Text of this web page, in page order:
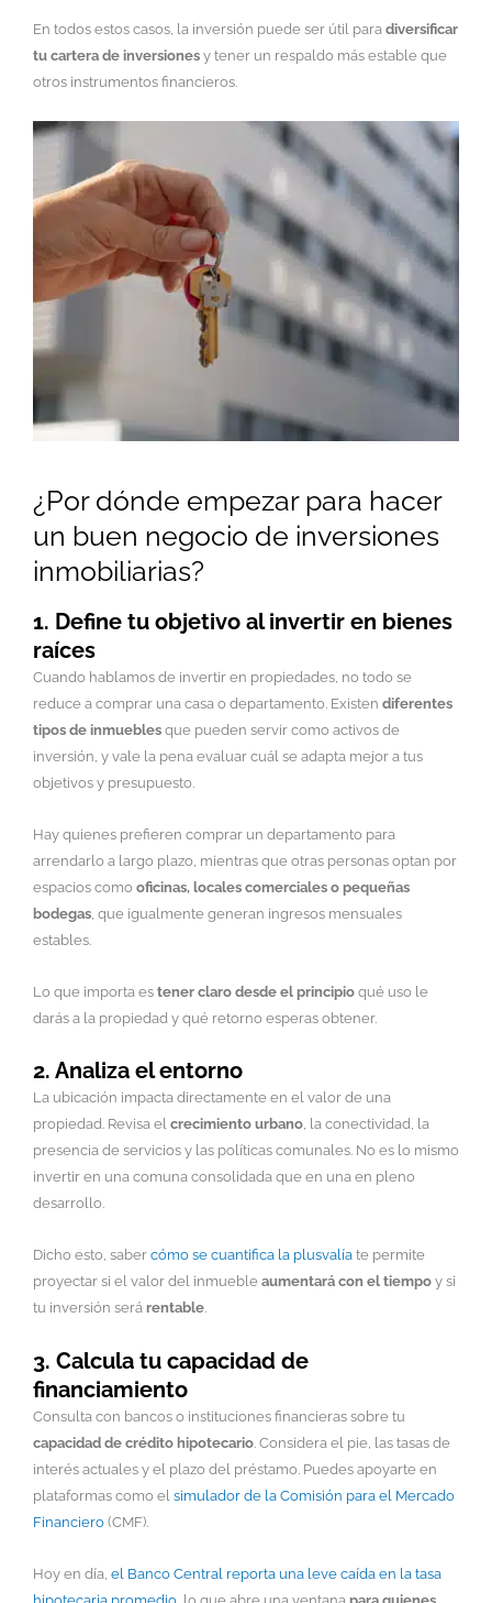
En todos estos casos, la inversión puede ser útil para diversificar
tu cartera de inversiones y tener un respaldo más estable que
otros instrumentos financieros.
¿Por dónde empezar para hacer
un buen negocio de inversiones
inmobiliarias?
1. Define tu objetivo al invertir en bienes
raíces
Cuando hablamos de invertir en propiedades, no todo se
reduce a comprar una casa o departamento. Existen diferentes
tipos de inmuebles que pueden servir como activos de
inversión, y vale la pena evaluar cuál se adapta mejor a tus
objetivos y presupuesto.
Hay quienes prefieren comprar un departamento para
arrendarlo a largo plazo, mientras que otras personas optan por
espacios como oficinas, locales comerciales o pequeñas
bodegas , que igualmente generan ingresos mensuales
estables.
Lo que importa es tener claro desde el principio qué uso le
darás a la propiedad y qué retorno esperas obtener.
2. Analiza el entorno
La ubicación impacta directamente en el valor de una
propiedad. Revisa el crecimiento urbano, la conectividad, la
presencia de servicios y las políticas comunales. No es lo mismo
invertir en una comuna consolidada que en una en pleno
desarrollo.
Dicho esto, saber cómo se cuantifica la plusvalía te permite
proyectar si el valor del inmueble aumentará con el tiempo y si
tu inversión será rentable.
3. Calcula tu capacidad de
financiamiento
Consulta con bancos o instituciones financieras sobre tu
capacidad de crédito hipotecario . Considera el pie, las tasas de
interés actuales y el plazo del préstamo. Puedes apoyarte en
plataformas como el simulador de la Comisión para el Mercado
Financiero (CMF).
Hoy en día, el Banco Central reporta una leve caída en la tasa
hipotecaria promedio , lo que abre una ventana para quienes